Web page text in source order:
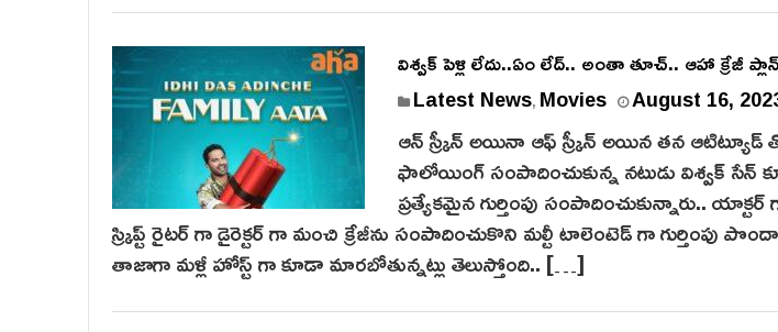
విశ్వక్ పెళ్లి లేదు..ఏం లేద్.. అంతా తూచ్.. ఆహా క్రేజీ
Latest News, Movies August 16,
ఆన్ స్క్రీన్ అయినా ఆఫ్ స్క్రీన్ అయిన తన
ఫాలోయింగ్ సంపాదించుకున్న నటుడు విశ్వక్ సేన్
ప్రత్యేకమైన గుర్తింపు సంపాదించుకున్నారు..
స్క్రిప్ట్ రైటర్ గా డైరెక్టర్ గా మంచి క్రేజీను సంపాదించుకొని మల్టీ టాలెంటెడ్ గా గుర్తింపు
తాజాగా మళ్లీ హోస్ట్ గా కూడా మారబోతున్నట్లు తెలుస్తోంది.. […]